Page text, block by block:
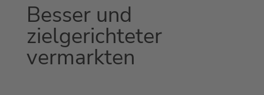
Besser und
zielgerichteter
vermarkten